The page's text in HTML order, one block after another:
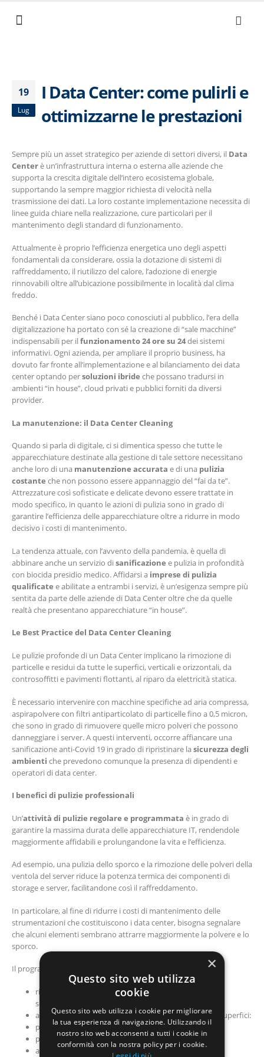
19
Lug
I Data Center: come pulirli e
ottimizzarne le prestazioni
Sempre più un asset strategico per aziende di settori diversi, il Data
Centerè un’infrastruttura interna o esterna alle aziende che
supporta la crescita digitale dell’intero ecosistema globale,
supportando la sempre maggior richiesta di velocità nella
trasmissione dei dati. La loro costante implementazione necessita di
linee guida chiare nella realizzazione, cure particolari per il
mantenimento degli standard di funzionamento.
Attualmente è proprio l’efficienza energetica uno degli aspetti
fondamentali da considerare, ossia la dotazione di sistemi di
raffreddamento, il riutilizzo del calore, l’adozione di energie
rinnovabili oltre all’ubicazione possibilmente in località dal clima
freddo.
Benché i Data Center siano poco conosciuti al pubblico, l’era della
digitalizzazione ha portato con sé la creazione di “sale macchine”
indispensabili per il funzionamento 24 ore su 24dei sistemi
informativi. Ogni azienda, per ampliare il proprio business, ha
dovuto far fronte all’implementazione e al bilanciamento dei data
center optando persoluzioni ibride che possano tradursi in
ambienti “in house”, cloud privati e pubblici forniti da diversi
provider.
La manutenzione: il Data Center Cleaning
Quando si parla di digitale, ci si dimentica spesso che tutte le
apparecchiature destinate alla gestione di tale settore necessitano
anche loro di una manutenzione accurata e di una pulizia
costante che non possono essere appannaggio del “fai da te”.
Attrezzature così sofisticate e delicate devono essere trattate in
modo specifico, in quanto le azioni di pulizia sono in grado di
garantire l’efficienza delle apparecchiature oltre a ridurre in modo
decisivo i costi di mantenimento.
La tendenza attuale, con l’avvento della pandemia, è quella di
abbinare anche un servizio di sanificazione e pulizia in profondità
con biocida presidio medico. Affidarsi a imprese di pulizia
qualificate e abilitate a entrambi i servizi, è un’esigenza sempre più
sentita da parte delle aziende di Data Center oltre che da quelle
realtà che presentano apparecchiature “in house”.
Le Best Practice del Data Center Cleaning
Le pulizie profonde di un Data Center implicano la rimozione di
particelle e residui da tutte le superfici, verticali e orizzontali, da
controsoffitti e pavimenti flottanti, al riparo da elettricità statica.
È necessario intervenire con macchine specifiche ad aria compressa,
aspirapolvere con filtri antiparticolato di particelle fino a 0,5 micron,
che sono in grado di rimuovere quelle micro polveri che possono
danneggiare i server. A questi interventi, occorre affiancare una
sanificazione anti-Covid 19 in grado di ripristinare la sicurezza degli
ambienti che prevedono comunque la presenza di dipendenti e
operatori di data center.
I benefici di pulizie professionali
Un’attività di pulizie regolare e programmata è in grado di
garantire la massima durata delle apparecchiature IT, rendendole
maggiormente affidabili e prolungandone la vita e l’efficienza.
Ad esempio, una pulizia dello sporco e la rimozione delle polveri della
ventola del server riduce la potenza termica dei componenti di
storage e server, facilitandone così il raffreddamento.
In particolare, al fine di ridurre i costi di mantenimento delle
strumentazioni che costituiscono i data center, bisogna segnalare
che alcuni elementi sembrano attrarre maggiormente la polvere e lo
sporco.
Il programma di pulizie dovrà quindi includere:
rimozione di polvere e particelle dalla pavimentazione
sottostante le apparecchiature;
aspirazione regolare dei tappeti, pavimenti e tutte le superfici:
pulizia delle apparecchiature IT
pulizia di ripristino di emergenza
audit ambientali
×
Questo sito web utilizza
cookie
Questo sito web utilizza i cookie per migliorare
la tua esperienza di navigazione. Utilizzando il
nostro sito web acconsenti a tutti i cookie in
conformità con la nostra policy per i cookie.